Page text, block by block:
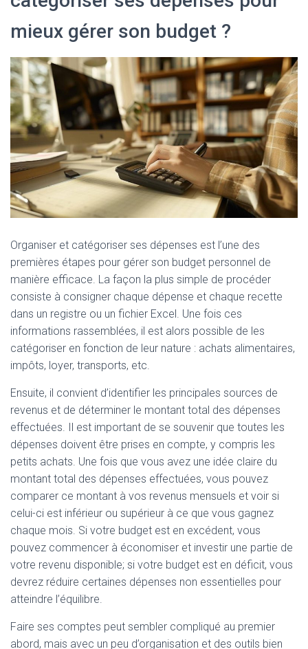
mieux gérer son budget ?
Organiser et catégoriser ses dépenses est l’une des
premières étapes pour gérer son budget personnel de
manière efficace. La façon la plus simple de procéder
consiste à consigner chaque dépense et chaque recette
dans un registre ou un fichier Excel. Une fois ces
informations rassemblées, il est alors possible de les
catégoriser en fonction de leur nature : achats alimentaires,
impôts, loyer, transports, etc.
Ensuite, il convient d’identifier les principales sources de
revenus et de déterminer le montant total des dépenses
effectuées. Il est important de se souvenir que toutes les
dépenses doivent être prises en compte, y compris les
petits achats. Une fois que vous avez une idée claire du
montant total des dépenses effectuées, vous pouvez
comparer ce montant à vos revenus mensuels et voir si
celui-ci est inférieur ou supérieur à ce que vous gagnez
chaque mois. Si votre budget est en excédent, vous
pouvez commencer à économiser et investir une partie de
votre revenu disponible; si votre budget est en déficit, vous
devrez réduire certaines dépenses non essentielles pour
atteindre l’équilibre.
Faire ses comptes peut sembler compliqué au premier
abord, mais avec un peu d’organisation et des outils bien